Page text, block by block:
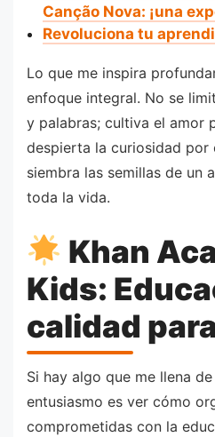
Canção Nova: ¡una
Revoluciona tu
Lo que me inspira
enfoque integral. No se
y palabras; cultiva el amor
despierta la curiosidad por
siembra las semillas de un
toda la vida.
Khan
Kids:
calidad
Si hay algo que me llena
entusiasmo es ver cómo
comprometidas con la